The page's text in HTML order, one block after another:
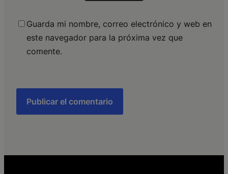
Guarda mi nombre, correo electrónico y web en
este navegador para la próxima vez que
comente.